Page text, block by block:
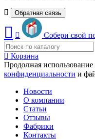
Обратная связь
Собери свой
Корзина
Продолжая использование
конфиденциальности и
Новости
О компании
Статьи
Отзывы
Фабрики
Контакты